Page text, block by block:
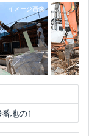
地の1